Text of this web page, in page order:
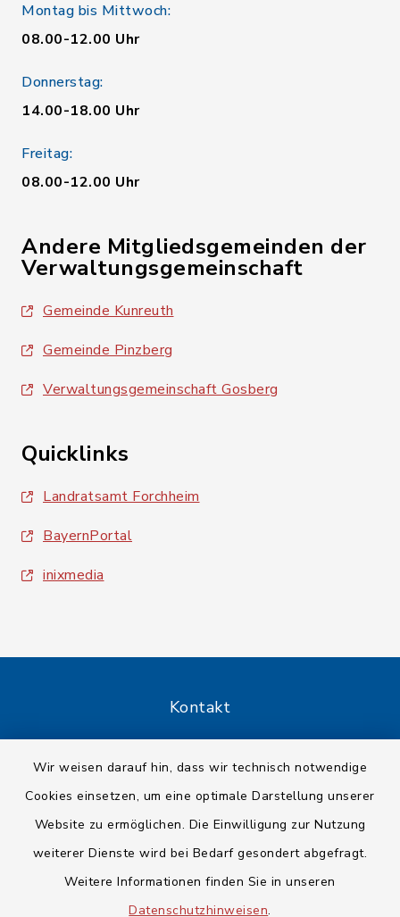
Wir weisen darauf hin, dass wir technisch notwendige
Cookies einsetzen, um eine optimale Darstellung unserer
Website zu ermöglichen. Die Einwilligung zur Nutzung
weiterer Dienste wird bei Bedarf gesondert abgefragt.
Weitere Informationen finden Sie in unseren
Datenschutzhinweisen.
Montag bis Mittwoch:
08.00-12.00 Uhr
Donnerstag:
14.00-18.00 Uhr
Freitag:
08.00-12.00 Uhr
Andere Mitgliedsgemeinden der
Verwaltungsgemeinschaft
Gemeinde Kunreuth
Gemeinde Pinzberg
Verwaltungsgemeinschaft Gosberg
Quicklinks
Landratsamt Forchheim
BayernPortal
inixmedia
Kontakt
Datenschutz
Impressum
Sitemap